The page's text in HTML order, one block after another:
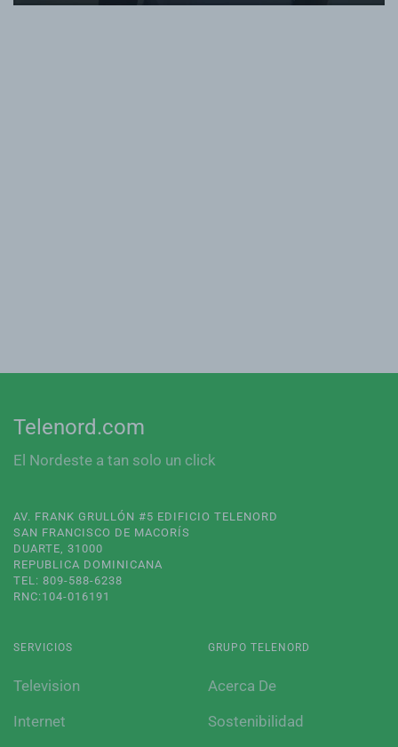
Telenord.com
El Nordeste a tan solo un click
AV. FRANK GRULLÓN #5 EDIFICIO TELENORD
SAN FRANCISCO DE MACORÍS
DUARTE, 31000
REPUBLICA DOMINICANA
TEL: 809-588-6238
RNC:104-016191
SERVICIOS
Television
Internet
GRUPO TELENORD
Acerca De
Sostenibilidad